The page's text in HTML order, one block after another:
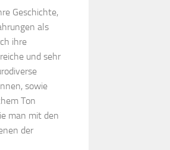
Geschichte,
als
ihre
und sehr
sowie
Ton
man mit den
der